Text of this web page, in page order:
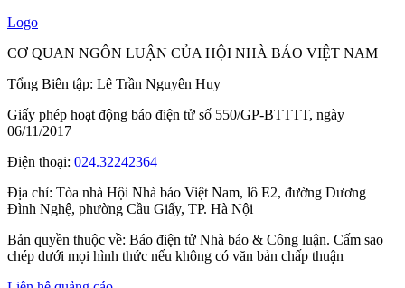
Logo
CƠ QUAN NGÔN LUẬN CỦA HỘI NHÀ BÁO VIỆT NAM
Tổng Biên tập: Lê Trần Nguyên Huy
Giấy phép hoạt động báo điện tử số 550/GP-BTTTT, ngày
06/11/2017
Điện thoại: 024.32242364
Địa chỉ: Tòa nhà Hội Nhà báo Việt Nam, lô E2, đường Dương
Đình Nghệ, phường Cầu Giấy, TP. Hà Nội
Bản quyền thuộc về: Báo điện tử Nhà báo & Công luận. Cấm sao
chép dưới mọi hình thức nếu không có văn bản chấp thuận